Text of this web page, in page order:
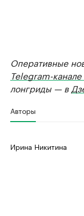
Оперативные
Telegram-
лонгриды — в
Авторы
Ирина Никитина